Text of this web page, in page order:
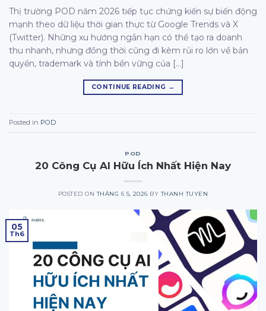
Thị trường POD năm 2026 tiếp tục chứng kiến sự biến động
mạnh theo dữ liệu thời gian thực từ Google Trends và X
(Twitter). Những xu hướng ngắn hạn có thể tạo ra doanh
thu nhanh, nhưng đồng thời cũng đi kèm rủi ro lớn về bản
quyền, trademark và tính bền vững của […]
CONTINUE READING →
Posted in POD
POD
20 Công Cụ AI Hữu Ích Nhất Hiện Nay
POSTED ONTHÁNG 6 5, 2026 BYTHANH TUYEN
05
Th6